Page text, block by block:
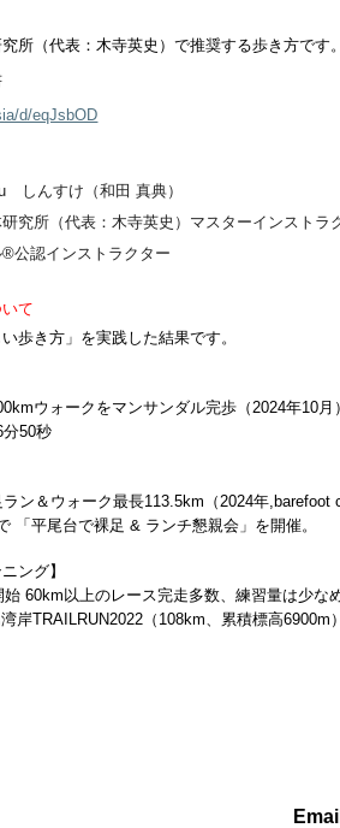
所（代表：木寺英史）で推奨する歩き方です。
d/eqJsbOD
しんすけ（和田 真典）
研究所（代表：木寺英史）マスターインストラ
®︎公認インストラクター
て
い歩き方」を実践した結果です。
ウォークをマンサンダル完歩（2024年10月）
50秒
ラン＆ウォーク最長113.5km（2024年,barefoot
「平尾台で裸足 & ランチ懇親会」を開催。
ング】
始 60km以上のレース完走多数、練習量は少な
TRAILRUN2022（108km、累積標高6900m